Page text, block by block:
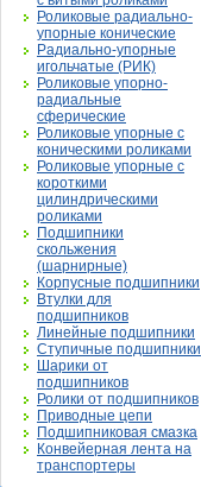
Роликовые радиально-
упорные конические
Радиально-упорные
игольчатые (РИК)
Роликовые упорно-
радиальные
сферические
Роликовые упорные с
коническими роликами
Роликовые упорные с
короткими
цилиндрическими
роликами
Подшипники
скольжения
(шарнирные)
Корпусные подшипники
Втулки для
подшипников
Линейные подшипники
Ступичные подшипники
Шарики от
подшипников
Ролики от подшипников
Приводные цепи
Подшипниковая смазка
Конвейерная лента на
транспортеры